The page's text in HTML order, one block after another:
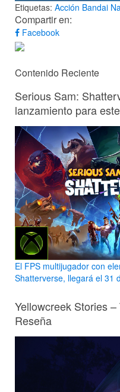
Etiquetas: Acción Bandai
Compartir en:
Facebook
Contenido Reciente
Serious Sam:
lanzamiento para
El FPS multijugador con
Shatterverse, llegará el 31
Yellowcreek Stories
Reseña